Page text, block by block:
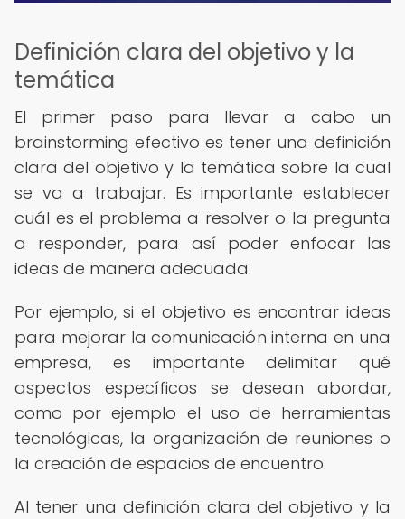
Definición clara del objetivo y la
temática
El primer paso para llevar a cabo un
brainstorming efectivo es tener una definición
clara del objetivo y la temática sobre la cual
se va a trabajar. Es importante establecer
cuál es el problema a resolver o la pregunta
a responder, para así poder enfocar las
ideas de manera adecuada.
Por ejemplo, si el objetivo es encontrar ideas
para mejorar la comunicación interna en una
empresa, es importante delimitar qué
aspectos específicos se desean abordar,
como por ejemplo el uso de herramientas
tecnológicas, la organización de reuniones o
la creación de espacios de encuentro.
Al tener una definición clara del objetivo y la